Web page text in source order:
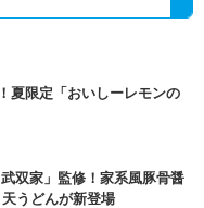
夏限定「おいしーレモンの
双家」監修！家系風豚骨醤
うどんが新登場